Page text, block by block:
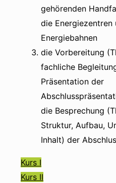
gehörenden
die Energiezentren
Energiebahnen
die Vorbereitung
fachliche
Präsentation der
die Besprechung
Struktur, Aufbau,
Inhalt) der
Kurs I
Kurs II